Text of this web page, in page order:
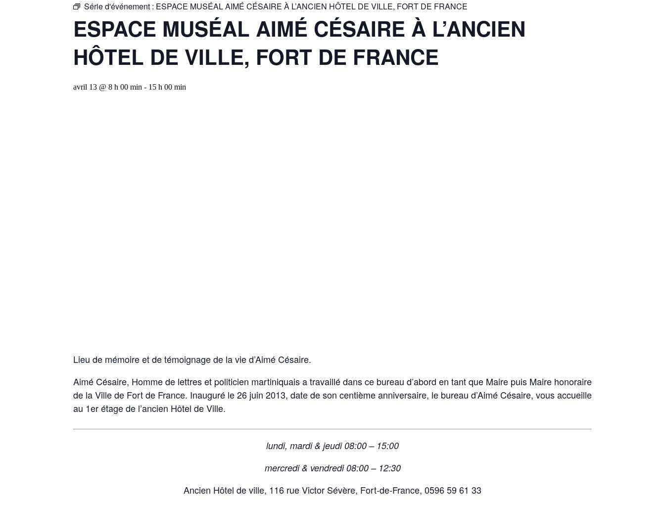
Série d'événement : ESPACE MUSÉAL AIMÉ CÉSAIRE À L’ANCIEN HÔTEL DE VILLE, FORT DE FRANCE
ESPACE MUSÉAL AIMÉ CÉSAIRE À L’ANCIEN
HÔTEL DE VILLE, FORT DE FRANCE
avril 13 @ 8 h 00 min - 15 h 00 min
Lieu de mémoire et de témoignage de la vie d’Aimé Césaire.
Aimé Césaire, Homme de lettres et politicien martiniquais a travaillé dans ce bureau d’abord en tant que Maire puis Maire honoraire
de la Ville de Fort de France. Inauguré le 26 juin 2013, date de son centième anniversaire, le bureau d’Aimé Césaire, vous accueille
au 1er étage de l’ancien Hôtel de Ville.
lundi, mardi & jeudi 08:00 – 15:00
mercredi & vendredi 08:00 – 12:30
Ancien Hôtel de ville, 116 rue Victor Sévère, Fort-de-France, 0596 59 61 33